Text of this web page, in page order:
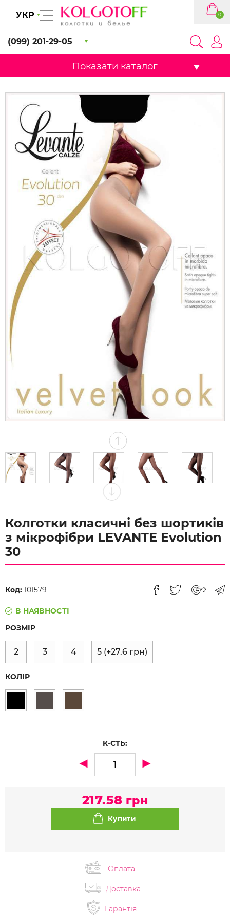
УКР
(099) 201-29-05
0
Показати каталог
Колготки класичні без шортиків
з мікрофібри LEVANTE Evolution
30
Код: 101579
В НАЯВНОСТІ
РОЗМІР
2 3 4 5 (+27.6 грн)
КОЛІР
К-СТЬ:
217.58 грн
Оплата
Доставка
Гарантія